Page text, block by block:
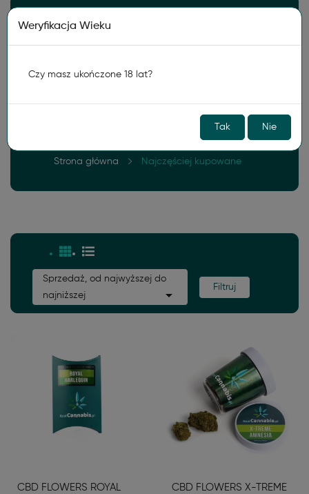
0
Weryfikacja Wieku
Czy masz ukończone 18 lat?
Tak Nie
Strona główna Najczęściej kupowane
Sprzedaż, od najwyższej do
najniższej

Filtruj
CBD FLOWERS ROYAL
CBD FLOWERS X-TREME